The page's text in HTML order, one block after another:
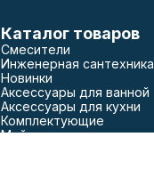
Каталог товаров
Смесители
Инженерная сантехника
Новинки
Аксессуары для ванной
Аксессуары для кухни
Комплектующие
Мойки